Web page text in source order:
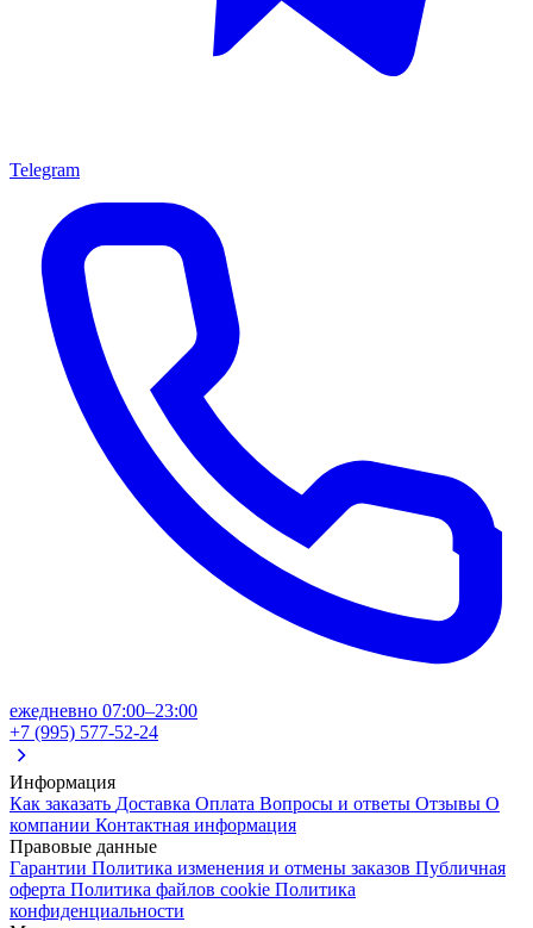
Telegram
ежедневно 07:00–23:00
+7 (995) 577-52-24
Информация
Как заказать Доставка Оплата Вопросы и ответы Отзывы О
компании Контактная информация
Правовые данные
Гарантии Политика изменения и отмены заказов Публичная
оферта Политика файлов cookie Политика
конфиденциальности